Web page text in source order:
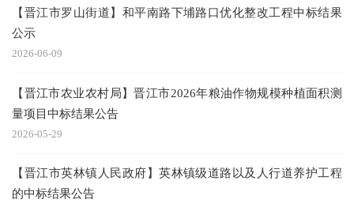
【晋江市罗山街道】和平南路下埔路口优化整改工程中标结果
公示
2026-06-09
【晋江市农业农村局】晋江市2026年粮油作物规模种植面积测
量项目中标结果公告
2026-05-29
【晋江市英林镇人民政府】英林镇级道路以及人行道养护工程
的中标结果公告